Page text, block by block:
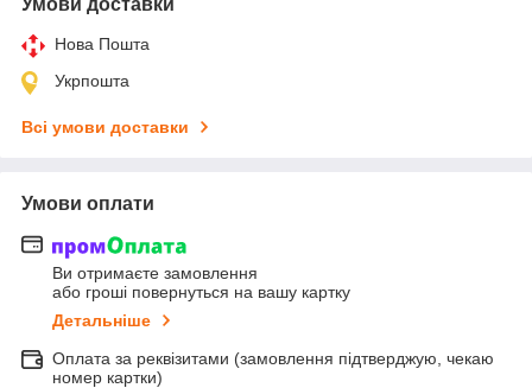
Умови доставки
Нова Пошта
Укрпошта
Всі умови доставки
Умови оплати
Ви отримаєте замовлення
або гроші повернуться на вашу картку
Детальніше
Оплата за реквізитами (замовлення підтверджую, чекаю
номер картки)